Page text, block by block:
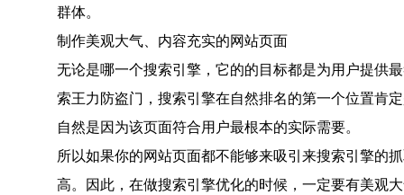
群体。
制作美观大气、内容充实的网站页面
无论是哪一个搜索引擎，它的的目标都是为用户提供
索王力防盗门，搜索引擎在自然排名的第一个位置肯
自然是因为该页面符合用户最根本的实际需要。
所以如果你的网站页面都不能够来吸引来搜索引擎的
高。因此，在做搜索引擎优化的时候，一定要有美观